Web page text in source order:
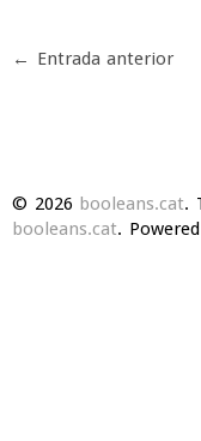
← Entrada anterior
© 2026 booleans.cat.
booleans.cat.